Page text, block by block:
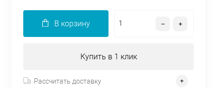
В корзину
Купить в 1 клик
Рассчитать доставку